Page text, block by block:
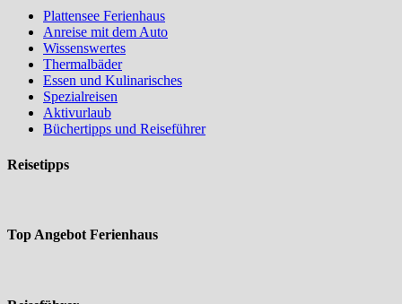
Plattensee Ferienhaus
Anreise mit dem Auto
Wissenswertes
Thermalbäder
Essen und Kulinarisches
Spezialreisen
Aktivurlaub
Büchertipps und Reiseführer
Reisetipps
Top Angebot Ferienhaus